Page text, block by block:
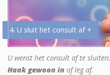
4. U sluit het consult af +
U wenst het consult af te sluiten.
Haak gewoon in of leg af.